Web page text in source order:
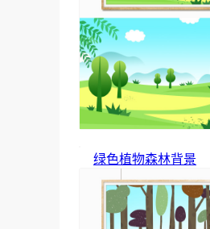
绿色植物森林背景